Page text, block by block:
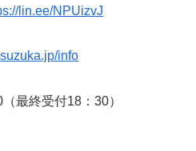
lin.ee/NPUizvJ
info
最終受付18：30）